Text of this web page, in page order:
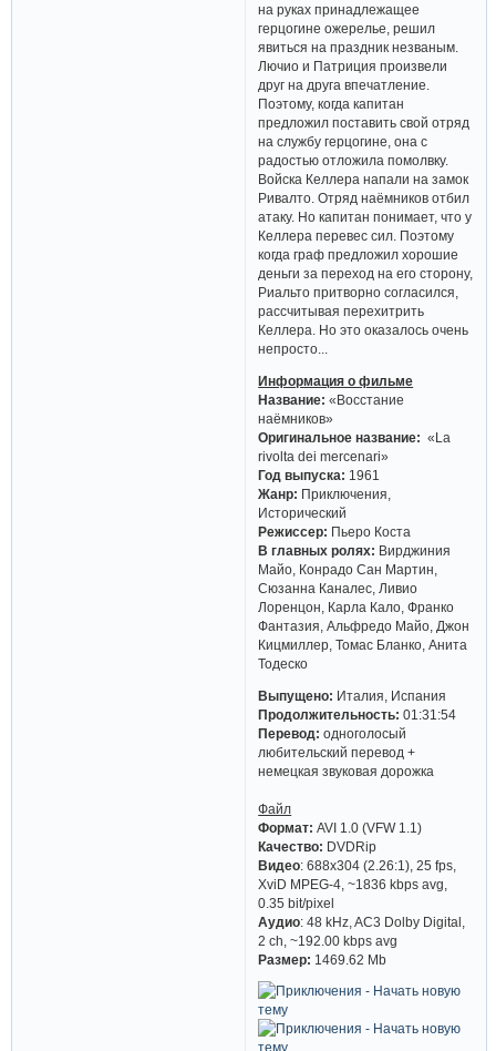
на руках принадлежащее
герцогине ожерелье, решил
явиться на праздник незваным.
Лючио и Патриция произвели
друг на друга впечатление.
Поэтому, когда капитан
предложил поставить свой отряд
на службу герцогине, она с
радостью отложила помолвку.
Войска Келлера напали на замок
Ривалто. Отряд наёмников отбил
атаку. Но капитан понимает, что у
Келлера перевес сил. Поэтому
когда граф предложил хорошие
деньги за переход на его сторону,
Риальто притворно согласился,
рассчитывая перехитрить
Келлера. Но это оказалось очень
непросто...
Информация о фильме
Название: «Восстание
наёмников»
Оригинальное название: «La
rivolta dei mercenari»
Год выпуска: 1961
Жанр: Приключения,
Исторический
Режиссер: Пьеро Коста
В главных ролях: Вирджиния
Майо, Конрадо Сан Мартин,
Сюзанна Каналес, Ливио
Лоренцон, Карла Кало, Франко
Фантазия, Альфредо Майо, Джон
Кицмиллер, Томас Бланко, Анита
Тодеско
Выпущено: Италия, Испания
Продолжительность: 01:31:54
Перевод: одноголосый
любительский перевод +
немецкая звуковая дорожка
Файл
Формат: AVI 1.0 (VFW 1.1)
Качество: DVDRip
Видео: 688x304 (2.26:1), 25 fps,
XviD MPEG-4, ~1836 kbps avg,
0.35 bit/pixel
Аудио: 48 kHz, AC3 Dolby Digital,
2 ch, ~192.00 kbps avg
Размер: 1469.62 Mb